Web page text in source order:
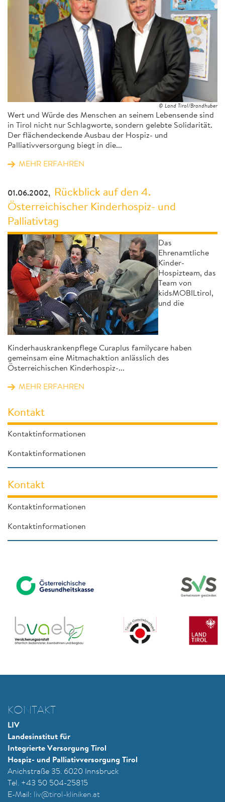
© Land Tirol/Brandhuber
Wert und Würde des Menschen an seinem Lebensende sind
in Tirol nicht nur Schlagworte, sondern gelebte Solidarität.
Der flächendeckende Ausbau der Hospiz- und
Palliativversorgung biegt in die...
MEHR ERFAHREN
01.06.2002,
Rückblick auf den 4.
Österreichischer Kinderhospiz- und
Palliativtag
Das
Ehrenamtliche
Kinder-
Hospizteam, das
Team von
kidsMOBILtirol,
und die
Kinderhauskrankenpflege Curaplus familycare haben
gemeinsam eine Mitmachaktion anlässlich des
Österreichischen Kinderhospiz-...
MEHR ERFAHREN
Kontakt
Kontaktinformationen
Kontaktinformationen
Kontakt
Kontaktinformationen
Kontaktinformationen
KONTAKT
LIV
Landesinstitut für
Integrierte Versorgung Tirol
Hospiz- und Palliativversorgung Tirol
Anichstraße 35. 6020 Innsbruck
Tel. +43 50 504-25815
E-Mail:
liv@tirol-kliniken.at